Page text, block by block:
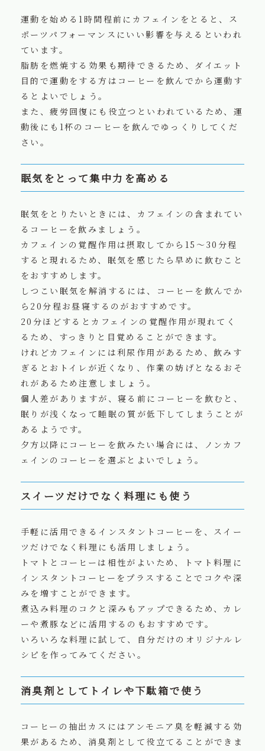
運動を始める1時間程前にカフェインをとると、ス
ポーツパフォーマンスにいい影響を与えるといわれ
ています。
脂肪を燃焼する効果も期待できるため、ダイエット
目的で運動をする方はコーヒーを飲んでから運動す
るとよいでしょう。
また、疲労回復にも役立つといわれているため、運
動後にも1杯のコーヒーを飲んでゆっくりしてくだ
さい。
眠気をとって集中力を高める
眠気をとりたいときには、カフェインの含まれてい
るコーヒーを飲みましょう。
カフェインの覚醒作用は摂取してから15～30分程
すると現れるため、眠気を感じたら早めに飲むこと
をおすすめします。
しつこい眠気を解消するには、コーヒーを飲んでか
ら20分程お昼寝するのがおすすめです。
20分ほどするとカフェインの覚醒作用が現れてく
るため、すっきりと目覚めることができます。
けれどカフェインには利尿作用があるため、飲みす
ぎるとおトイレが近くなり、作業の妨げとなるおそ
れがあるため注意しましょう。
個人差がありますが、寝る前にコーヒーを飲むと、
眠りが浅くなって睡眠の質が低下してしまうことが
あるようです。
夕方以降にコーヒーを飲みたい場合には、ノンカフ
ェインのコーヒーを選ぶとよいでしょう。
スイーツだけでなく料理にも使う
手軽に活用できるインスタントコーヒーを、スイー
ツだけでなく料理にも活用しましょう。
トマトとコーヒーは相性がよいため、トマト料理に
インスタントコーヒーをプラスすることでコクや深
みを増すことができます。
煮込み料理のコクと深みもアップできるため、カレ
ーや煮豚などに活用するのもおすすめです。
いろいろな料理に試して、自分だけのオリジナルレ
シピを作ってみてください。
消臭剤としてトイレや下駄箱で使う
コーヒーの抽出カスにはアンモニア臭を軽減する効
果があるため、消臭剤として役立てることができま